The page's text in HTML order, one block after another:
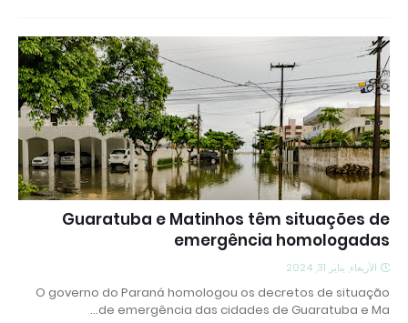
Guaratuba e Matinhos têm situações de
emergência homologadas
الأربعاء, يناير 31, 2024
O governo do Paraná homologou os decretos de situação
de emergência das cidades de Guaratuba e Ma…